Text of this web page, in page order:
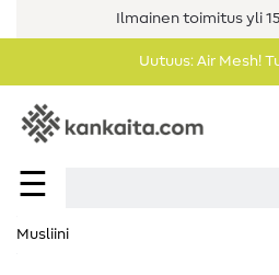
Ilmainen toimitus yli
Uutuus: Air Mesh!
☰
Musliini